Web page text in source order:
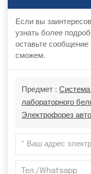
Если вы
узнать более
оставьте
сможем.
Предмет : Система
лабораторного
Электрофорез